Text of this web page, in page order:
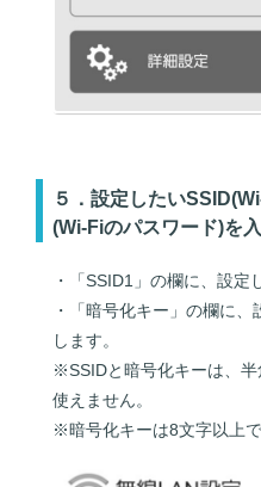
５．設定したい
(Wi-Fiのパスワード)を入
・「SSID1」の欄に、設定
・「暗号化キー」の欄に
します。
※SSIDと暗号化キーは、
使えません。
※暗号化キーは8文字以上で